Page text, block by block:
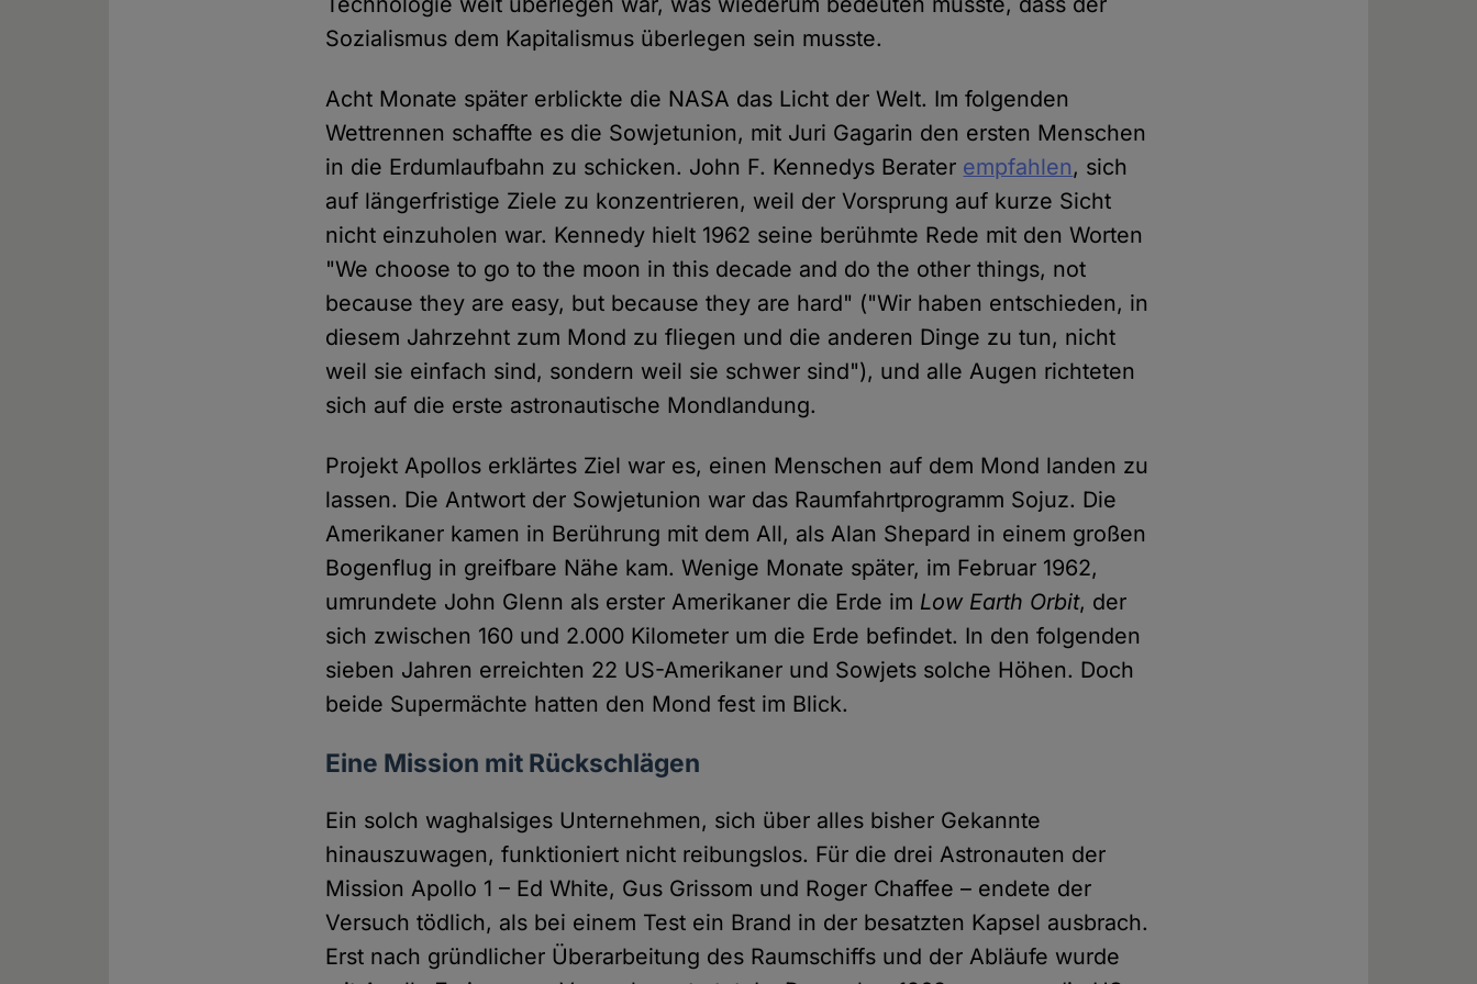
Sozialismus dem Kapitalismus überlegen sein musste.
Acht Monate später erblickte die NASA das Licht der Welt. Im folgenden
Wettrennen schaffte es die Sowjetunion, mit Juri Gagarin den ersten Menschen
in die Erdumlaufbahn zu schicken. John F. Kennedys Berater empfahlen, sich
auf längerfristige Ziele zu konzentrieren, weil der Vorsprung auf kurze Sicht
nicht einzuholen war. Kennedy hielt 1962 seine berühmte Rede mit den Worten
"We choose to go to the moon in this decade and do the other things, not
because they are easy, but because they are hard" ("Wir haben entschieden, in
diesem Jahrzehnt zum Mond zu fliegen und die anderen Dinge zu tun, nicht
weil sie einfach sind, sondern weil sie schwer sind"), und alle Augen richteten
sich auf die erste astronautische Mondlandung.
Projekt Apollos erklärtes Ziel war es, einen Menschen auf dem Mond landen zu
lassen. Die Antwort der Sowjetunion war das Raumfahrtprogramm Sojuz. Die
Amerikaner kamen in Berührung mit dem All, als Alan Shepard in einem großen
Bogenflug in greifbare Nähe kam. Wenige Monate später, im Februar 1962,
umrundete John Glenn als erster Amerikaner die Erde im Low Earth Orbit, der
sich zwischen 160 und 2.000 Kilometer um die Erde befindet. In den folgenden
sieben Jahren erreichten 22 US-Amerikaner und Sowjets solche Höhen. Doch
beide Supermächte hatten den Mond fest im Blick.
Eine Mission mit Rückschlägen
Ein solch waghalsiges Unternehmen, sich über alles bisher Gekannte
hinauszuwagen, funktioniert nicht reibungslos. Für die drei Astronauten der
Mission Apollo 1 – Ed White, Gus Grissom und Roger Chaffee – endete der
Versuch tödlich, als bei einem Test ein Brand in der besatzten Kapsel ausbrach.
Erst nach gründlicher Überarbeitung des Raumschiffs und der Abläufe wurde